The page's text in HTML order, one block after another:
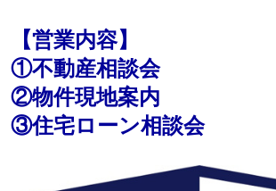
【営業内容】
①不動産相談会
②物件現地案内
③住宅ローン相談会